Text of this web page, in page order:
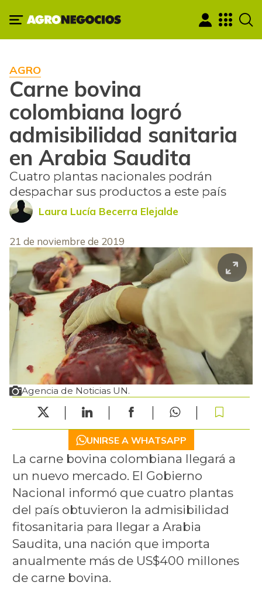
AGRO
Carne bovina
colombiana logró
admisibilidad sanitaria
en Arabia Saudita
Cuatro plantas nacionales podrán
despachar sus productos a este país
Laura Lucía Becerra Elejalde
21 de noviembre de 2019
Agencia de Noticias UN.
UNIRSE A WHATSAPP
La carne bovina colombiana llegará a
un nuevo mercado. El Gobierno
Nacional informó que cuatro plantas
del país obtuvieron la admisibilidad
fitosanitaria para llegar a Arabia
Saudita, una nación que importa
anualmente más de US$400 millones
de carne bovina.